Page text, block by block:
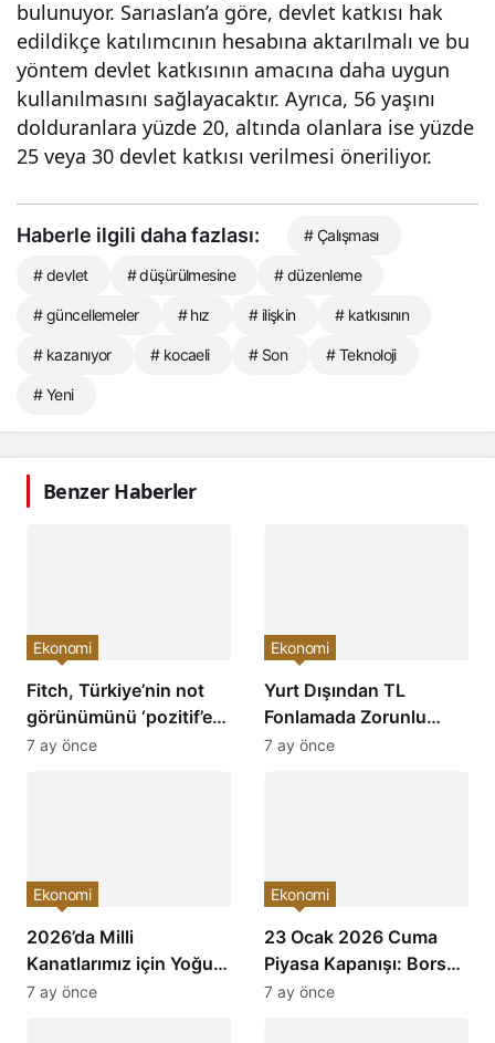
bulunuyor. Sarıaslan’a göre, devlet katkısı hak
edildikçe katılımcının hesabına aktarılmalı ve bu
yöntem devlet katkısının amacına daha uygun
kullanılmasını sağlayacaktır. Ayrıca, 56 yaşını
dolduranlara yüzde 20, altında olanlara ise yüzde
25 veya 30 devlet katkısı verilmesi öneriliyor.
Haberle ilgili daha fazlası: # Çalışması
# devlet # düşürülmesine # düzenleme
# güncellemeler # hız # ilişkin # katkısının
# kazanıyor # kocaeli # Son # Teknoloji
# Yeni
Benzer Haberler
Fitch, Türkiye’nin not
görünümünü ‘pozitif’e
çevirdi ve yatırımcıların
Ekonomi
7 ay önce
Yurt Dışından TL
Fonlamada Zorunlu
Karşılık Oranları
Ekonomi
7 ay önce
2026’da Milli
Kanatlarımız için Yoğun
Mesai: Türkiye’nin
Ekonomi
7 ay önce
23 Ocak 2026 Cuma
Piyasa Kapanışı: Borsa,
Dolar, Altın ve Kripto
Ekonomi
7 ay önce